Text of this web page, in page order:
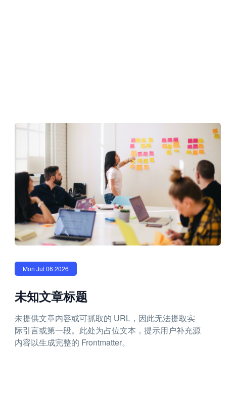
Mon Jul 06 2026
未知文章标题
未提供文章内容或可抓取的 URL，因此无法提取实
际引言或第一段。此处为占位文本，提示用户补充源
内容以生成完整的 Frontmatter。